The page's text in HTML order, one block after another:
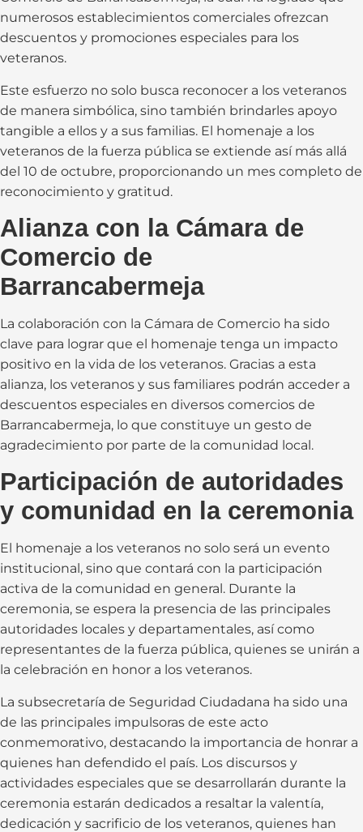
numerosos establecimientos comerciales ofrezcan
descuentos y promociones especiales para los
veteranos.
Este esfuerzo no solo busca reconocer a los veteranos
de manera simbólica, sino también brindarles apoyo
tangible a ellos y a sus familias. El homenaje a los
veteranos de la fuerza pública se extiende así más allá
del 10 de octubre, proporcionando un mes completo de
reconocimiento y gratitud.
Alianza con la Cámara de
Comercio de
Barrancabermeja
La colaboración con la Cámara de Comercio ha sido
clave para lograr que el homenaje tenga un impacto
positivo en la vida de los veteranos. Gracias a esta
alianza, los veteranos y sus familiares podrán acceder a
descuentos especiales en diversos comercios de
Barrancabermeja, lo que constituye un gesto de
agradecimiento por parte de la comunidad local.
Participación de autoridades
y comunidad en la ceremonia
El homenaje a los veteranos no solo será un evento
institucional, sino que contará con la participación
activa de la comunidad en general. Durante la
ceremonia, se espera la presencia de las principales
autoridades locales y departamentales, así como
representantes de la fuerza pública, quienes se unirán a
la celebración en honor a los veteranos.
La subsecretaría de Seguridad Ciudadana ha sido una
de las principales impulsoras de este acto
conmemorativo, destacando la importancia de honrar a
quienes han defendido el país. Los discursos y
actividades especiales que se desarrollarán durante la
ceremonia estarán dedicados a resaltar la valentía,
dedicación y sacrificio de los veteranos, quienes han